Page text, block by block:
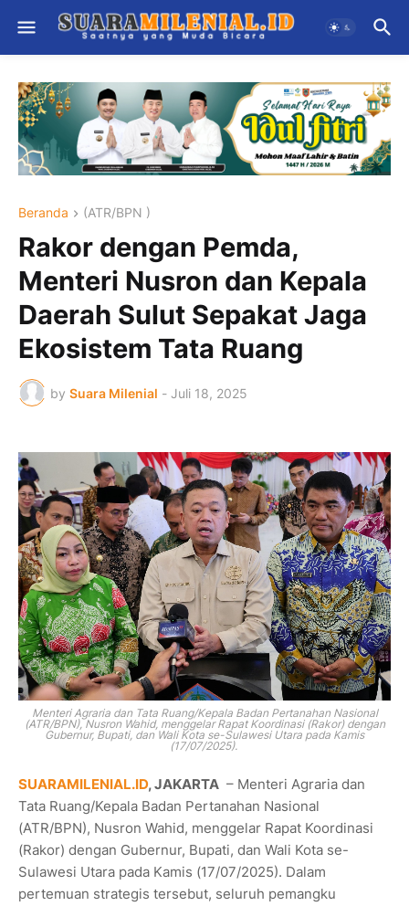
Beranda (ATR/BPN )
Rakor dengan Pemda,
Menteri Nusron dan Kepala
Daerah Sulut Sepakat Jaga
Ekosistem Tata Ruang
by Suara Milenial - Juli 18, 2025
Menteri Agraria dan Tata Ruang/Kepala Badan Pertanahan Nasional
(ATR/BPN), Nusron Wahid, menggelar Rapat Koordinasi (Rakor) dengan
Gubernur, Bupati, dan Wali Kota se-Sulawesi Utara pada Kamis
(17/07/2025).
SUARAMILENIAL.ID, JAKARTA – Menteri Agraria dan
Tata Ruang/Kepala Badan Pertanahan Nasional
(ATR/BPN), Nusron Wahid, menggelar Rapat Koordinasi
(Rakor) dengan Gubernur, Bupati, dan Wali Kota se-
Sulawesi Utara pada Kamis (17/07/2025). Dalam
pertemuan strategis tersebut, seluruh pemangku